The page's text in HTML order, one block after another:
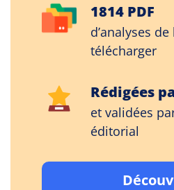
1814 PDF
d’analyses
télécharger
Rédigées
et validées
éditorial